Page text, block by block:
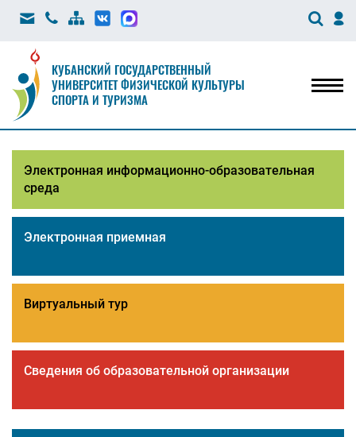
КУБАНСКИЙ ГОСУДАРСТВЕННЫЙ
УНИВЕРСИТЕТ ФИЗИЧЕСКОЙ КУЛЬТУРЫ
СПОРТА И ТУРИЗМА
Электронная информационно-образовательная
среда
Электронная приемная
Виртуальный тур
Сведения об образовательной организации